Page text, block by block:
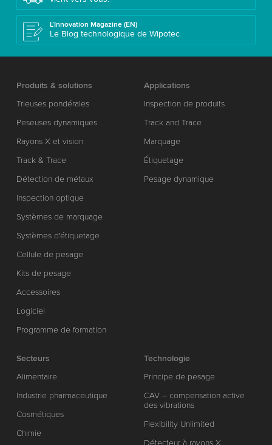
L’Innovation Magazine (EN)
Le Blog technologique de Wipotec
Produits & solutions
Trieuses pondérales
Peseuses dynamiques
Rayons X et vision
Track & Trace
Détection de métaux
Inspection optique
Systèmes de marquage
Systèmes d'étiquetage
Cellule de pesage
Kits de pesage
Accessoires
Logiciel
Programme de formation
Applications
Inspection de produits
Track and Trace
Marquage
Étiquetage
Pesage dynamique
Secteurs
Alimentaire
Industrie pharmaceutique
Cosmétiques
Chimie
Technologie
Principe de pesage
CAV – compensation active
des vibrations
Flexibility Unlimited
Détecteur à rayons X